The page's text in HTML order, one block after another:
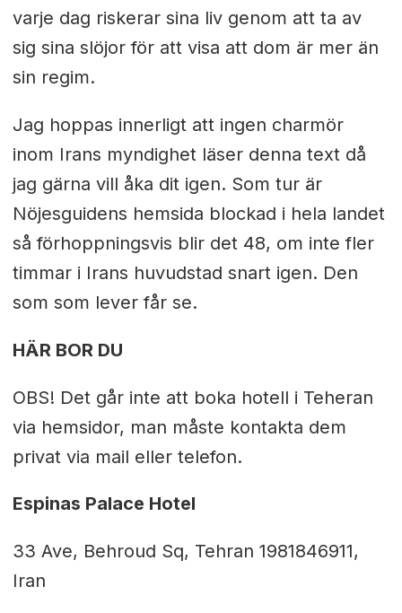
varje dag riskerar sina liv genom att ta av
sig sina slöjor för att visa att dom är mer än
sin regim.
Jag hoppas innerligt att ingen charmör
inom Irans myndighet läser denna text då
jag gärna vill åka dit igen. Som tur är
Nöjesguidens hemsida blockad i hela landet
så förhoppningsvis blir det 48, om inte fler
timmar i Irans huvudstad snart igen. Den
som som lever får se.
HÄR BOR DU
OBS! Det går inte att boka hotell i Teheran
via hemsidor, man måste kontakta dem
privat via mail eller telefon.
Espinas Palace Hotel
33 Ave, Behroud Sq, Tehran 1981846911,
Iran